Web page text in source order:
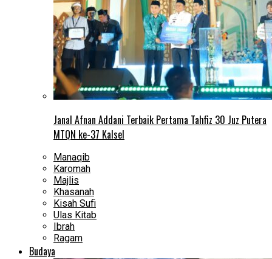
Janal Afnan Addani Terbaik Pertama Tahfiz 30 Juz Putera
MTQN ke-37 Kalsel
Manaqib
Karomah
Majlis
Khasanah
Kisah Sufi
Ulas Kitab
Ibrah
Ragam
Budaya